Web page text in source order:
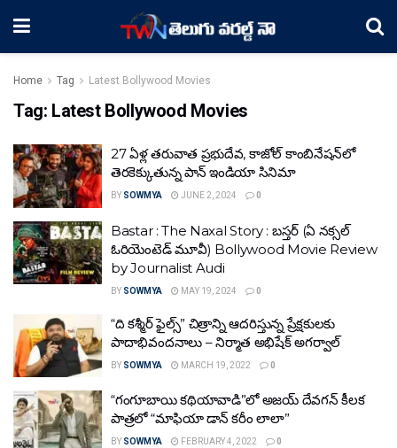
Home Tag Latest Bollywood Movies
Tag: Latest Bollywood Movies
27 ఏళ్ల తరువాత ప్రభుదేవ, కాజోల్ కాంబినేషన్‌లో
తెరకెక్కుతున్న పాన్ ఇండియా సినిమా
BY SOWMYA JUNE 2, 2024 0
Bastar : The Naxal Story : బ‌స్త‌ర్ (ఏ న‌క్స‌ల్
ఓరియెంటెడ్ మూవీ) Bollywood Movie Review
by Journalist Audi
BY SOWMYA MAY 19, 2024 0
“ది కశ్మీర్ ఫైల్స్” చిత్రాన్ని ఆదరిస్తున్న ప్రేక్షకులకు
పాదాభివందనాలు – నిర్మాత అభిషేక్ అగర్వాల్
BY SOWMYA MARCH 19, 2022 0
“గంగూబాయి కథియావాడి”లో అజయ్ దేవగన్ కీలక
పాత్రలో “మాఫియా డాన్ కరీం లాలా”
BY SOWMYA FEBRUARY 4, 2022 0